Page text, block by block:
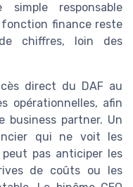
responsable
finance reste
chiffres, loin des
direct du DAF au
opérationnelles, afin
business partner. Un
qui ne voit les
pas anticiper les
de coûts ou les